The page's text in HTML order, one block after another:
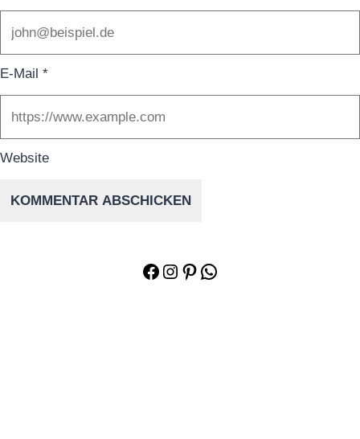
E-Mail *
Website
Facebook
Instagram
Pinterest
WhatsApp